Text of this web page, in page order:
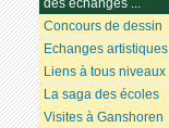
des échanges ...
Concours de dessin
Echanges artistiques
Liens à tous niveaux
La saga des écoles
Visites à Ganshoren